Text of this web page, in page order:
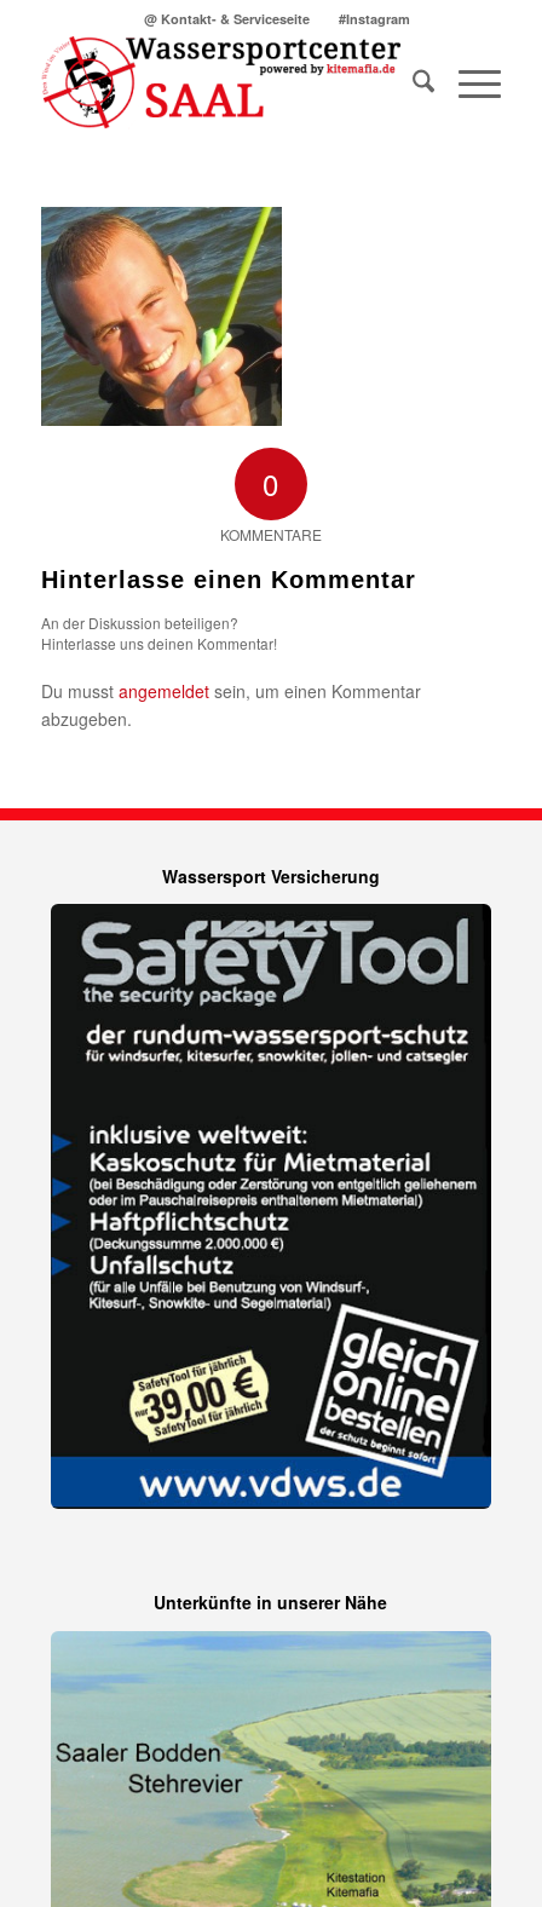
@ Kontakt- & Serviceseite #Instagram
0
KOMMENTARE
Hinterlasse einen Kommentar
An der Diskussion beteiligen?
Hinterlasse uns deinen Kommentar!
Du musst angemeldetsein, um einen Kommentar
abzugeben.
Wassersport Versicherung
Unterkünfte in unserer Nähe